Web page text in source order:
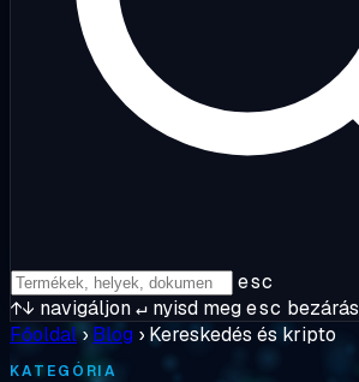
esc
↑↓ navigáljon↵ nyisd megesc bezárás
Főoldal › Blog › Kereskedés és kripto
KATEGÓRIA